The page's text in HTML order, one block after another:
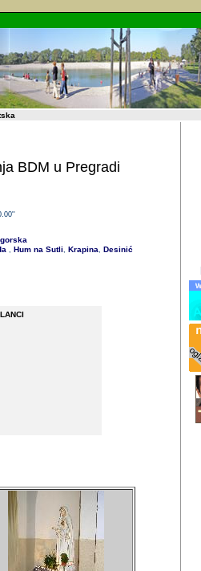
BDM u Pregradi
, Hum na Sutli, Krapina, Desinić